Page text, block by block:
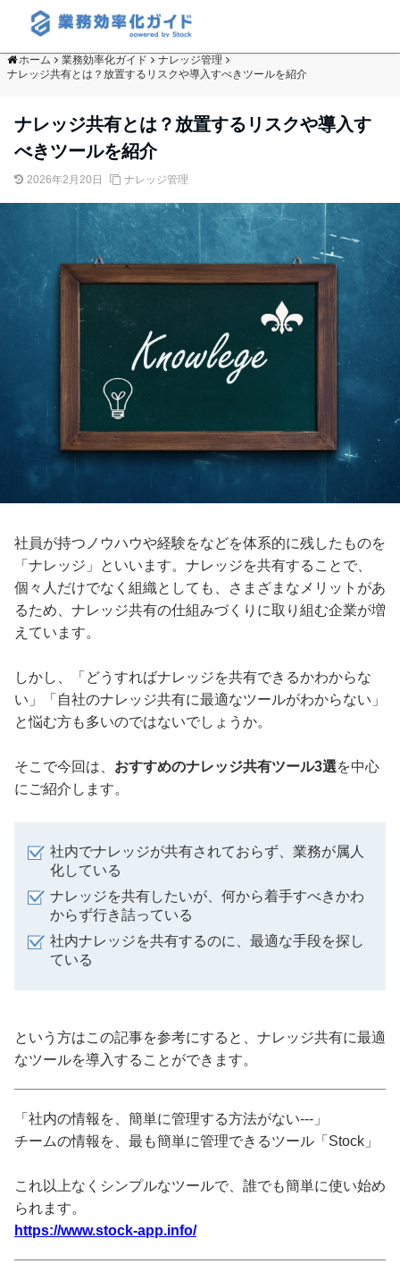
ホーム 業務効率化ガイド
ナレッジ管理
ナレッジ共有とは？放置するリスクや導入すべきツールを紹介
ナレッジ共有とは？放置するリスクや導入す
べきツールを紹介
2026年2月20日 ナレッジ管理
社員が持つノウハウや経験をなどを体系的に残したものを
「ナレッジ」といいます。ナレッジを共有することで、
個々人だけでなく組織としても、さまざまなメリットがあ
るため、ナレッジ共有の仕組みづくりに取り組む企業が増
えています。
しかし、「どうすればナレッジを共有できるかわからな
い」「自社のナレッジ共有に最適なツールがわからない」
と悩む方も多いのではないでしょうか。
そこで今回は、 おすすめのナレッジ共有ツール3選を中心
にご紹介します。
社内でナレッジが共有されておらず、業務が属人
化している
ナレッジを共有したいが、何から着手すべきかわ
からず行き詰っている
社内ナレッジを共有するのに、最適な手段を探し
ている
という方はこの記事を参考にすると、ナレッジ共有に最適
なツールを導入することができます。
「社内の情報を、簡単に管理する方法がない---」
チームの情報を、最も簡単に管理できるツール「Stock」
これ以上なくシンプルなツールで、誰でも簡単に使い始め
られます。
https://www.stock-app.info/